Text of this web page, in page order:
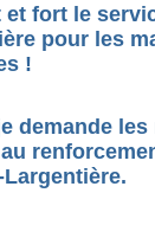
et fort le
pour les
!
demande